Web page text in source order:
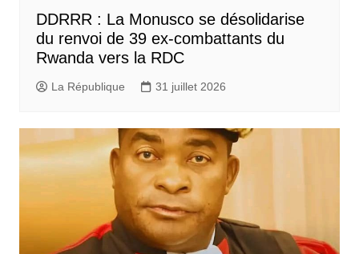
DDRRR : La Monusco se désolidarise
du renvoi de 39 ex-combattants du
Rwanda vers la RDC
La République 31 juillet 2026